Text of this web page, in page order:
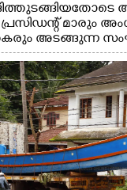
മാരും
അടങ്ങുന്ന
മണ്ണും മറ്റ്